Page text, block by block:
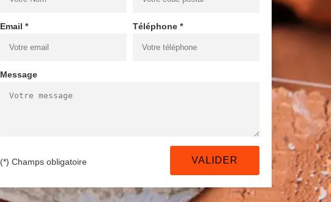
Email * Téléphone *
Message
(*) Champs obligatoire